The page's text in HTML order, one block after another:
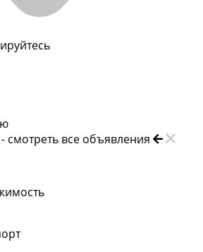
смотреть все объявления